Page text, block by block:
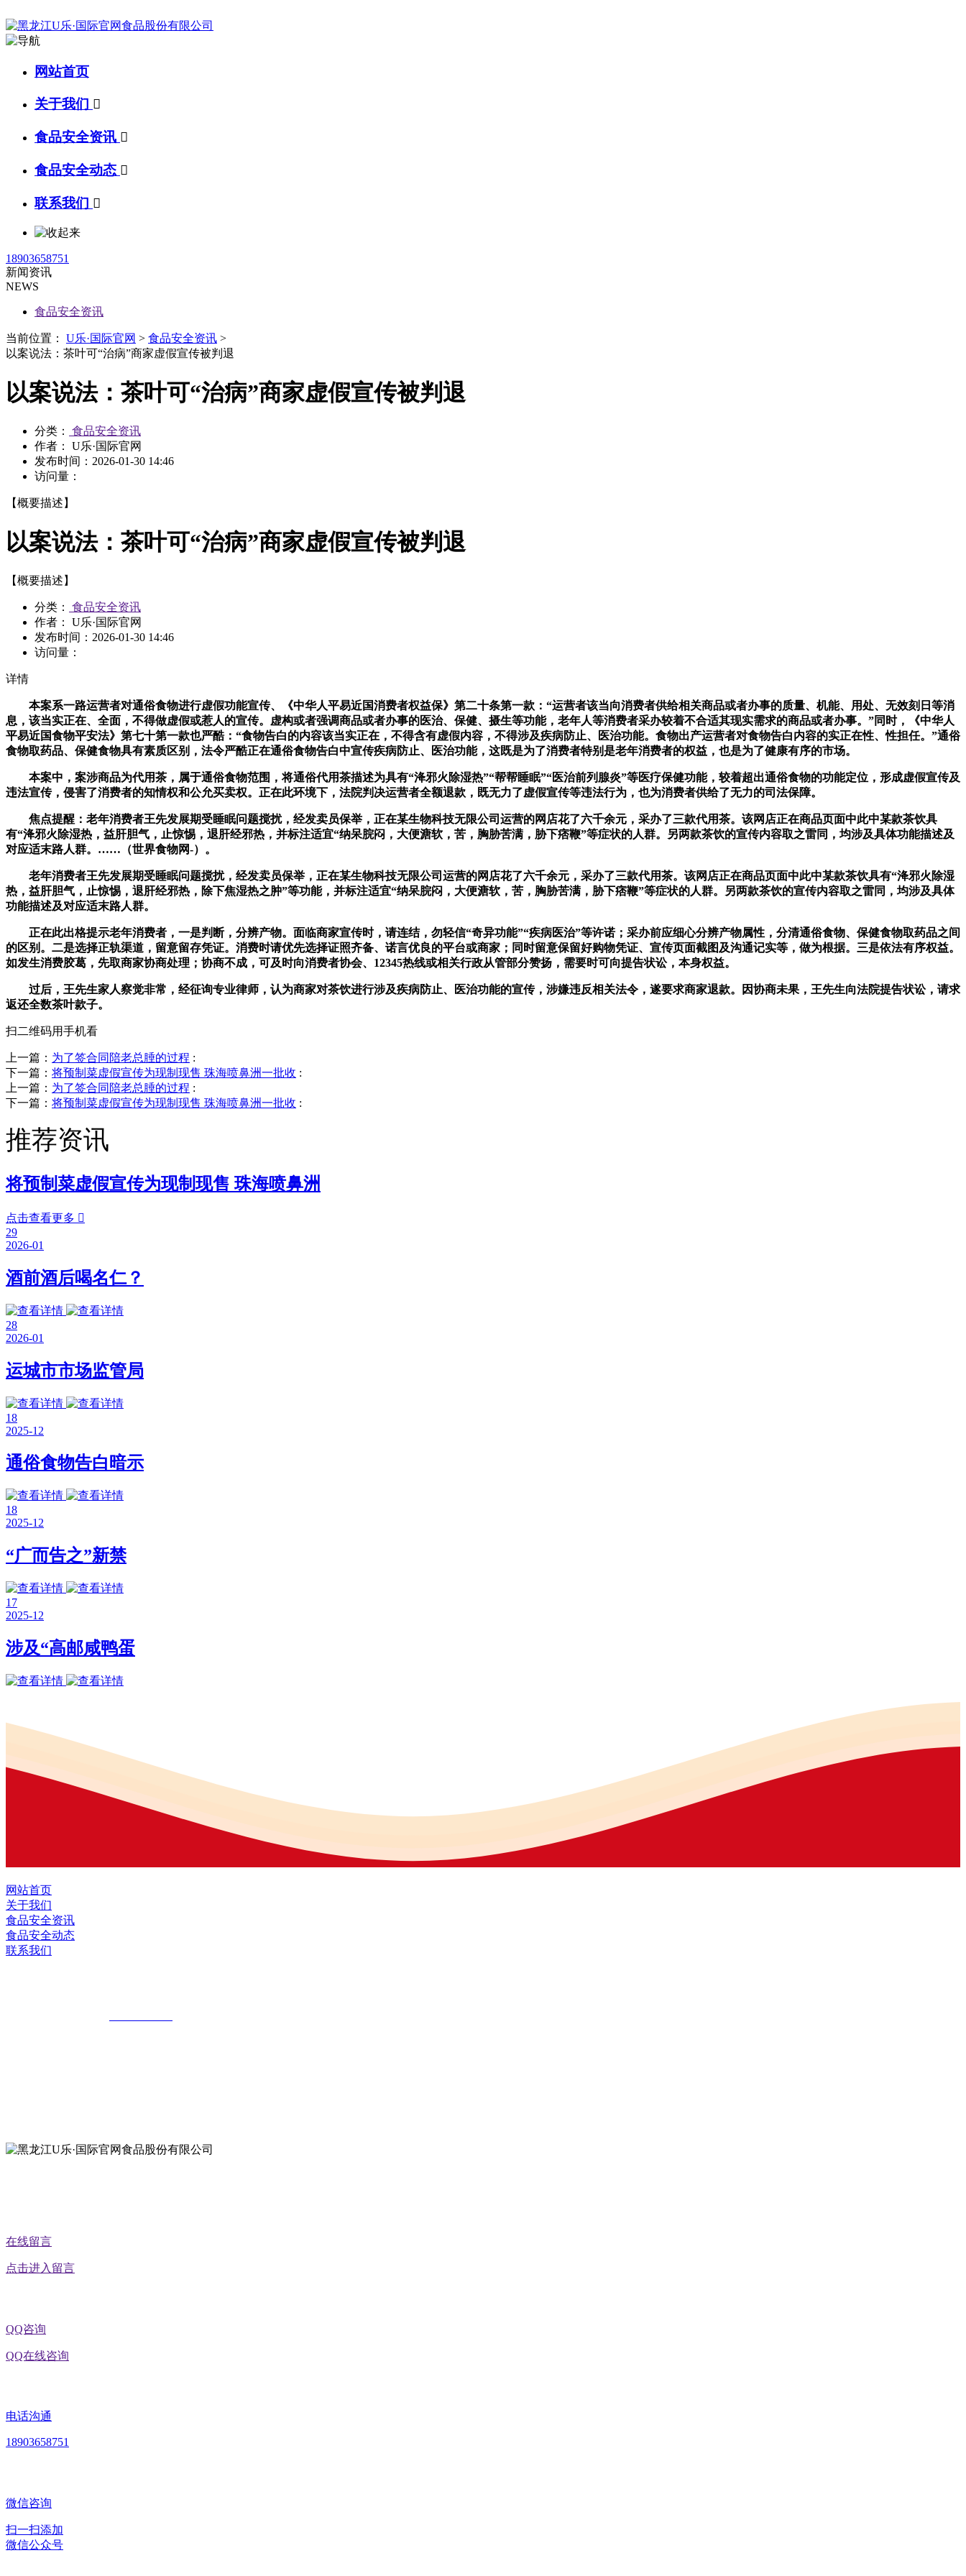
网站首页
关于我们 
食品安全资讯 
食品安全动态 
联系我们 
18903658751
新闻资讯
NEWS
食品安全资讯
当前位置： U乐·国际官网 > 食品安全资讯 >
以案说法：茶叶可“治病”商家虚假宣传被判退
以案说法：茶叶可“治病”商家虚假宣传被判退
分类：
食品安全资讯
作者： U乐·国际官网
发布时间： 2026-01-30 14:46
访问量：
【概要描述】
以案说法：茶叶可“治病”商家虚假宣传被判退
【概要描述】
分类：
食品安全资讯
作者： U乐·国际官网
发布时间： 2026-01-30 14:46
访问量：
详情
本案系一路运营者对通俗食物进行虚假功能宣传、《中华人平易近国消费者权益保》第二十条第一款：“运营者该当向消费者供给相关商品或者办事的质量、机能、用处、无效刻日等消
息，该当实正在、全面，不得做虚假或惹人的宣传。虚构或者强调商品或者办事的医治、保健、摄生等功能，老年人等消费者采办较着不合适其现实需求的商品或者办事。”同时，《中华人
平易近国食物平安法》第七十第一款也严酷：“食物告白的内容该当实正在，不得含有虚假内容，不得涉及疾病防止、医治功能。食物出产运营者对食物告白内容的实正在性、性担任。”通俗
食物取药品、保健食物具有素质区别，法令严酷正在通俗食物告白中宣传疾病防止、医治功能，这既是为了消费者特别是老年消费者的权益，也是为了健康有序的市场。
本案中，案涉商品为代用茶，属于通俗食物范围，将通俗代用茶描述为具有“洚邪火除湿热”“帮帮睡眠”“医治前列腺炎”等医疗保健功能，较着超出通俗食物的功能定位，形成虚假宣传及
违法宣传，侵害了消费者的知情权和公允买卖权。正在此环境下，法院判决运营者全额退款，既无力了虚假宣传等违法行为，也为消费者供给了无力的司法保障。
焦点提醒：老年消费者王先发展期受睡眠问题搅扰，经发卖员保举，正在某生物科技无限公司运营的网店花了六千余元，采办了三款代用茶。该网店正在商品页面中此中某款茶饮具
有“洚邪火除湿热，益肝胆气，止惊惕，退肝经邪热，并标注适宜“纳呆脘闷，大便溏软，苦，胸胁苦满，胁下痞鞭”等症状的人群。另两款茶饮的宣传内容取之雷同，均涉及具体功能描述及
对应适末路人群。……（世界食物网-）。
老年消费者王先发展期受睡眠问题搅扰，经发卖员保举，正在某生物科技无限公司运营的网店花了六千余元，采办了三款代用茶。该网店正在商品页面中此中某款茶饮具有“洚邪火除湿
热，益肝胆气，止惊惕，退肝经邪热，除下焦湿热之肿”等功能，并标注适宜“纳呆脘闷，大便溏软，苦，胸胁苦满，胁下痞鞭”等症状的人群。另两款茶饮的宣传内容取之雷同，均涉及具体
功能描述及对应适末路人群。
正在此出格提示老年消费者，一是判断，分辨产物。面临商家宣传时，请连结，勿轻信“奇异功能”“疾病医治”等许诺；采办前应细心分辨产物属性，分清通俗食物、保健食物取药品之间
的区别。二是选择正轨渠道，留意留存凭证。消费时请优先选择证照齐备、诺言优良的平台或商家；同时留意保留好购物凭证、宣传页面截图及沟通记实等，做为根据。三是依法有序权益。
如发生消费胶葛，先取商家协商处理；协商不成，可及时向消费者协会、12345热线或相关行政从管部分赞扬，需要时可向提告状讼，本身权益。
过后，王先生家人察觉非常，经征询专业律师，认为商家对茶饮进行涉及疾病防止、医治功能的宣传，涉嫌违反相关法令，遂要求商家退款。因协商未果，王先生向法院提告状讼，请求
返还全数茶叶款子。
扫二维码用手机看
上一篇： 为了签合同陪老总腄的过程 :
下一篇： 将预制菜虚假宣传为现制现售 珠海喷鼻洲一批收 :
上一篇： 为了签合同陪老总腄的过程 :
下一篇： 将预制菜虚假宣传为现制现售 珠海喷鼻洲一批收 :
推荐资讯
将预制菜虚假宣传为现制现售 珠海喷鼻洲
点击查看更多 
29
2026-01
酒前酒后喝名仁？
28
2026-01
运城市市场监管局
18
2025-12
通俗食物告白暗示
18
2025-12
“广而告之”新禁
17
2025-12
涉及“高邮咸鸭蛋
网站首页
关于我们
食品安全资讯
食品安全动态
联系我们
在线留言
点击进入留言
QQ咨询
QQ在线咨询
电话沟通
18903658751
微信咨询
扫一扫添加
微信公众号